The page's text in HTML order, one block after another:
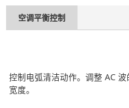
空调平衡控制
控制电弧清洁动作。调整 AC
宽度。